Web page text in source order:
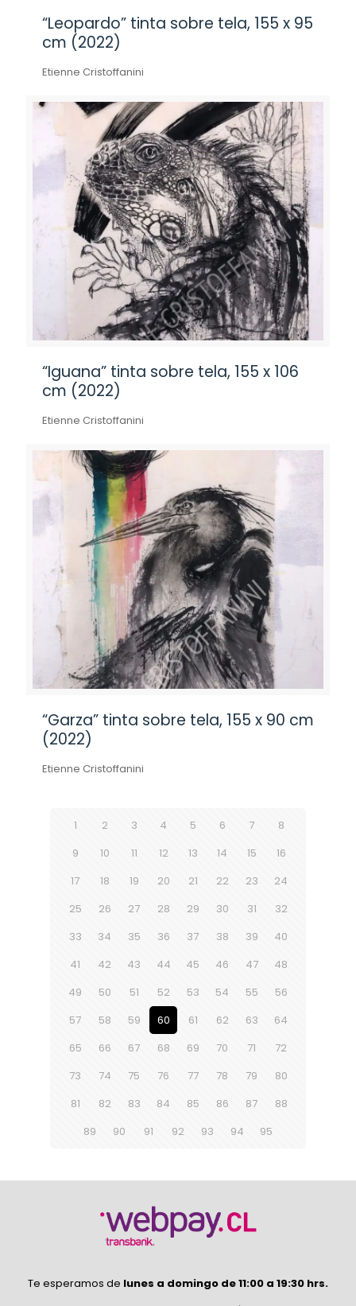
“Leopardo” tinta sobre tela, 155 x 95
cm (2022)
Etienne Cristoffanini
“Iguana” tinta sobre tela, 155 x 106
cm (2022)
Etienne Cristoffanini
“Garza” tinta sobre tela, 155 x 90 cm
(2022)
Etienne Cristoffanini
1 2 3 4 5 6 7
8
9
10 11 12 13 14 15
16
17
18 19 20 21 22 23
24
25
26 27 28 29 30 31
32
33
34 35 36 37 38 39
40
41
42 43 44 45 46 47
48
49
50 51 52 53 54 55
56
57
58 59 60 61 62 63
64
65
66 67 68 69 70 71
72
73
74 75 76 77 78 79
80
81
82 83 84 85 86 87
88
89
90 91 92 93 94 95
Te esperamos de lunes a domingo de 11:00 a 19:30 hrs.